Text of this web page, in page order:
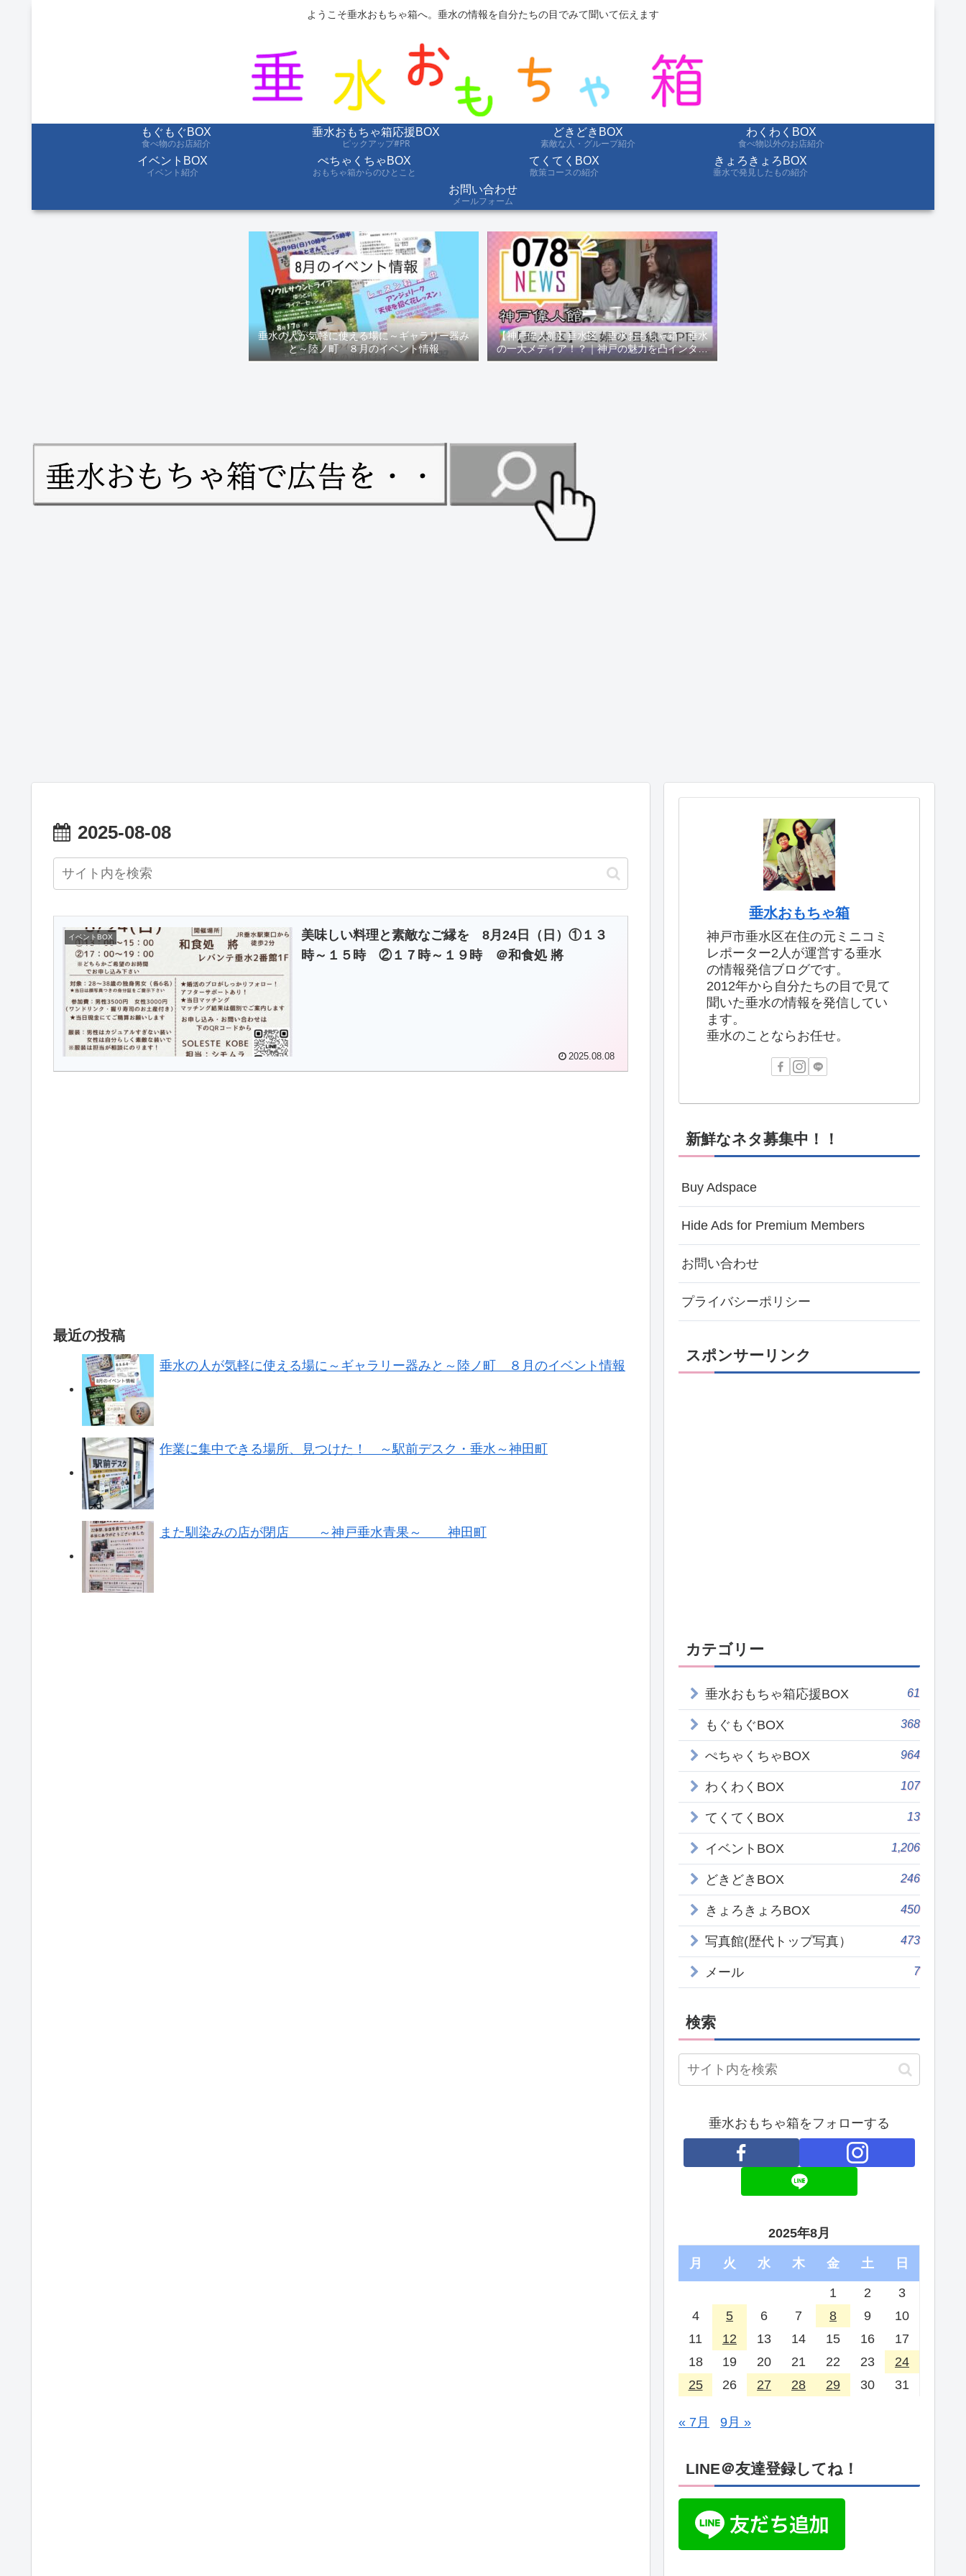
ようこそ垂水おもちゃ箱へ。垂水の情報を自分たちの目でみて聞いて伝えます
もぐもぐBOX
食べ物のお店紹介
垂水おもちゃ箱応援BOX
ピックアップ#PR
どきどきBOX
素敵な人・グループ紹介
わくわくBOX
食べ物以外のお店紹介
イベントBOX
イベント紹介
ぺちゃくちゃBOX
おもちゃ箱からのひとこと
てくてくBOX
散策コースの紹介
きょろきょろBOX
垂水で発見したもの紹介
お問い合わせ
メールフォーム
垂水の人が気軽に使える場に～ギャラリー器み
と～陸ノ町 ８月のイベント情報
【神戸偉人館】垂水区「垂水おもちゃ箱」垂水
の一大メディア！？｜神戸の魅力を凸インタビ
ュー！！【078NEWS( 078ニュース)】
2025-08-08
イベントBOX
美味しい料理と素敵なご縁を 8月24日（日）①１３
時～１５時 ②１７時～１９時 ＠和食処 將
2025.08.08
最近の投稿
垂水の人が気軽に使える場に～ギャラリー器みと～陸ノ町 ８月のイベント情報
作業に集中できる場所、見つけた！ ～駅前デスク・垂水～神田町
また馴染みの店が閉店 ～神戸垂水青果～ 神田町
垂水おもちゃ箱
神戸市垂水区在住の元ミニコミ
レポーター2人が運営する垂水
の情報発信ブログです。
2012年から自分たちの目で見て
聞いた垂水の情報を発信してい
ます。
垂水のことならお任せ。
新鮮なネタ募集中！！
Buy Adspace
Hide Ads for Premium Members
お問い合わせ
プライバシーポリシー
スポンサーリンク
カテゴリー
垂水おもちゃ箱応援BOX 61
もぐもぐBOX 368
ぺちゃくちゃBOX 964
わくわくBOX 107
てくてくBOX 13
イベントBOX 1,206
どきどきBOX 246
きょろきょろBOX 450
写真館(歴代トップ写真） 473
メール 7
検索
垂水おもちゃ箱をフォローする
2025年8月
月 火 水 木 金 土 日
1 2
3
4
5 6 7 8 9
10
11
12 13 14 15 16
17
18
19 20 21 22 23
24
25
26 27 28 29 30 31
« 7月 9月 »
LINE＠友達登録してね！